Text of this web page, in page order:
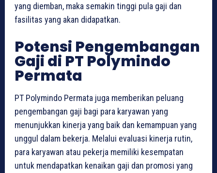
yang diemban, maka semakin tinggi pula gaji dan
fasilitas yang akan didapatkan.
Potensi Pengembangan
Gaji di PT Polymindo
Permata
PT Polymindo Permata juga memberikan peluang
pengembangan gaji bagi para karyawan yang
menunjukkan kinerja yang baik dan kemampuan yang
unggul dalam bekerja. Melalui evaluasi kinerja rutin,
para karyawan atau pekerja memiliki kesempatan
untuk mendapatkan kenaikan gaji dan promosi yang